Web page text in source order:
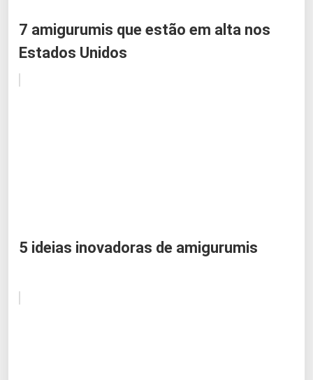
7 amigurumis que estão em alta nos
Estados Unidos
5 ideias inovadoras de amigurumis